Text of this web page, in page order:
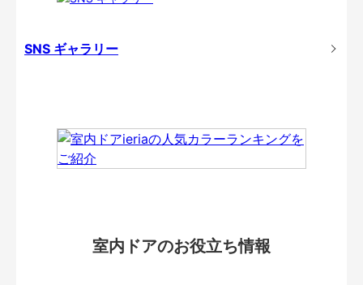
SNS ギャラリー
室内ドアのお役立ち情報